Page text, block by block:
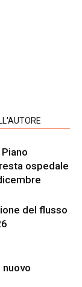
ospedale
del flusso
nuovo